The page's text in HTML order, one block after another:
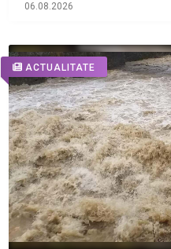
06.08.2026
ACTUALITATE